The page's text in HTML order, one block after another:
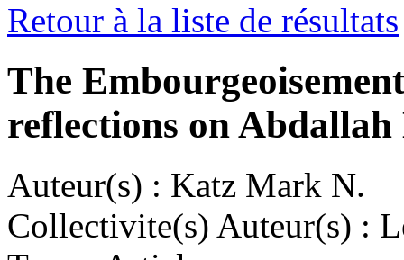
Retour à la liste de résultats
The
reflections on
Auteur(s) : Katz Mark N.
Collectivite(s) Auteur(s) :